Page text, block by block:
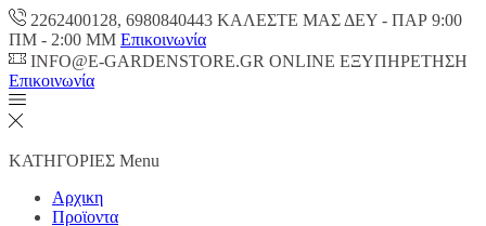
2262400128, 6980840443 ΚΑΛΕΣΤΕ ΜΑΣ ΔΕΥ - ΠΑΡ 9:00
ΠM - 2:00 ΜΜ Επικοινωνία
INFO@E-GARDENSTORE.GR ONLINE ΕΞΥΠΗΡΕΤΗΣH
Επικοινωνία
ΚΑΤΗΓΟΡΙΕΣ Menu
Αρχικη
Προϊοντα